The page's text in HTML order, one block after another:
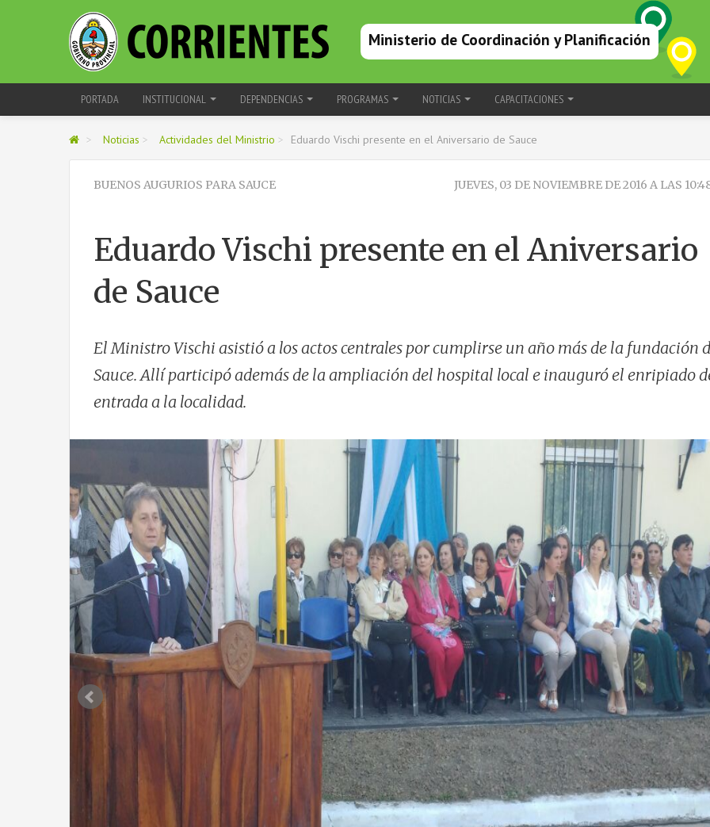
Ministerio de Coordinación y Planificación
PORTADA INSTITUCIONAL DEPENDENCIAS PROGRAMAS NOTICIAS CAPACITACIONES
> Noticias > Actividades del Ministrio > Eduardo Vischi presente en el Aniversario de Sauce
BUENOS AUGURIOS PARA SAUCE JUEVES, 03 DE NOVIEMBRE DE 2016 A LAS
Eduardo Vischi presente en el Aniversario
de Sauce
El Ministro Vischi asistió a los actos centrales por cumplirse un año más de la fundación
Sauce. Allí participó además de la ampliación del hospital local e inauguró el enripiado
entrada a la localidad.